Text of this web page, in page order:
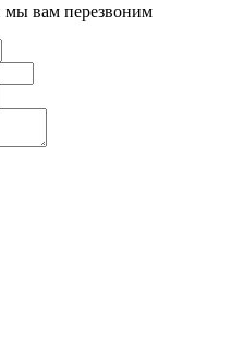
мы вам перезвоним